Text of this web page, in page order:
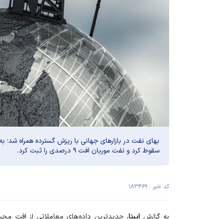
سقوط کرد و نفت موربان افت ۹ درصدی را ثبت کرد.
کد خبر : ۱۸۳۴۶۹